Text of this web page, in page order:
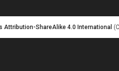
Attribution-ShareAlike 4.0 International